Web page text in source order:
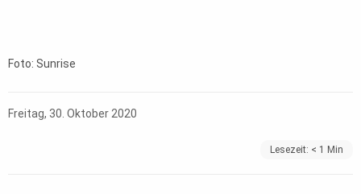
Foto: Sunrise
Freitag, 30. Oktober 2020
Lesezeit: < 1 Min